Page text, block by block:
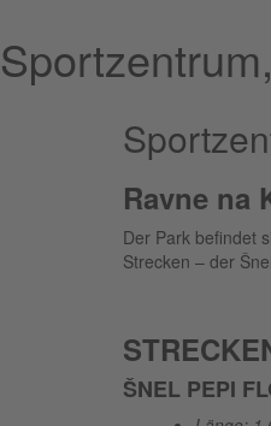
Ravne na
Der Park befindet
Strecken – der
ŠNEL PEPI